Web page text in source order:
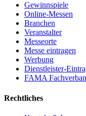
Gewinnspiele
Online-Messen
Branchen
Veranstalter
Messeorte
Messe eintragen
Werbung
Dienstleister-
FAMA
Rechtliches